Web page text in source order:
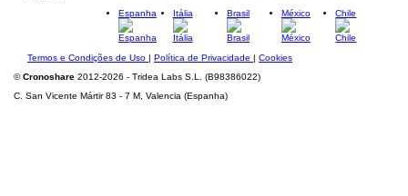
Espanha
Itália Brasil México Chile
Termos e Condições de Uso | Política de Privacidade | Cookies
©Cronoshare 2012-2026 - Tridea Labs S.L. (B98386022)
C. San Vicente Mártir 83 - 7 M, Valencia (Espanha)